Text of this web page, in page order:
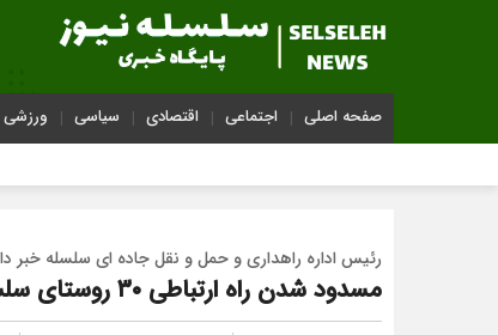
صفحه اصلی اجتماعی اقتصادی سیاسی ورزشی
رئیس اداره راهداری و حمل و‌‌ نقل جاده ای سلسله خبر
مسدود شدن راه ارتباطی ۳۰ روستای سلسله